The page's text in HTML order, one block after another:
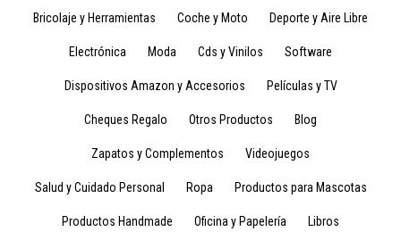
Bricolaje y Herramientas Coche y Moto Deporte y Aire Libre
Electrónica Moda Cds y Vinilos Software
Dispositivos Amazon y Accesorios Películas y TV
Cheques Regalo Otros Productos Blog
Zapatos y Complementos Videojuegos
Salud y Cuidado Personal Ropa Productos para Mascotas
Productos Handmade Oficina y Papelería Libros